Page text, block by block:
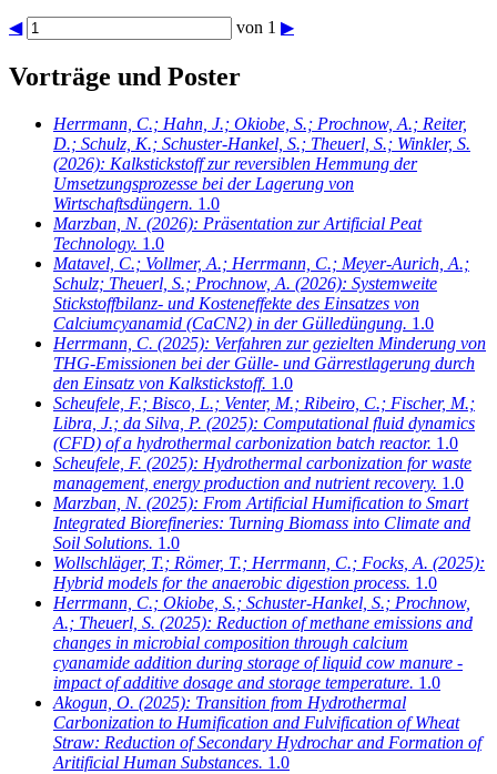
◀ von 1 ▶
Vorträge und Poster
Herrmann, C.; Hahn, J.; Okiobe, S.; Prochnow, A.; Reiter,
D.; Schulz, K.; Schuster-Hankel, S.; Theuerl, S.; Winkler, S.
(2026): Kalkstickstoff zur reversiblen Hemmung der
Umsetzungsprozesse bei der Lagerung von
Wirtschaftsdüngern. 1.0
Marzban, N. (2026): Präsentation zur Artificial Peat
Technology. 1.0
Matavel, C.; Vollmer, A.; Herrmann, C.; Meyer-Aurich, A.;
Schulz; Theuerl, S.; Prochnow, A. (2026): Systemweite
Stickstoffbilanz- und Kosteneffekte des Einsatzes von
Calciumcyanamid (CaCN2) in der Gülledüngung. 1.0
Herrmann, C. (2025): Verfahren zur gezielten Minderung von
THG-Emissionen bei der Gülle- und Gärrestlagerung durch
den Einsatz von Kalkstickstoff. 1.0
Scheufele, F.; Bisco, L.; Venter, M.; Ribeiro, C.; Fischer, M.;
Libra, J.; da Silva, P. (2025): Computational fluid dynamics
(CFD) of a hydrothermal carbonization batch reactor. 1.0
Scheufele, F. (2025): Hydrothermal carbonization for waste
management, energy production and nutrient recovery. 1.0
Marzban, N. (2025): From Artificial Humification to Smart
Integrated Biorefineries: Turning Biomass into Climate and
Soil Solutions. 1.0
Wollschläger, T.; Römer, T.; Herrmann, C.; Focks, A. (2025):
Hybrid models for the anaerobic digestion process. 1.0
Herrmann, C.; Okiobe, S.; Schuster-Hankel, S.; Prochnow,
A.; Theuerl, S. (2025): Reduction of methane emissions and
changes in microbial composition through calcium
cyanamide addition during storage of liquid cow manure -
impact of additive dosage and storage temperature. 1.0
Akogun, O. (2025): Transition from Hydrothermal
Carbonization to Humification and Fulvification of Wheat
Straw: Reduction of Secondary Hydrochar and Formation of
Aritificial Human Substances. 1.0